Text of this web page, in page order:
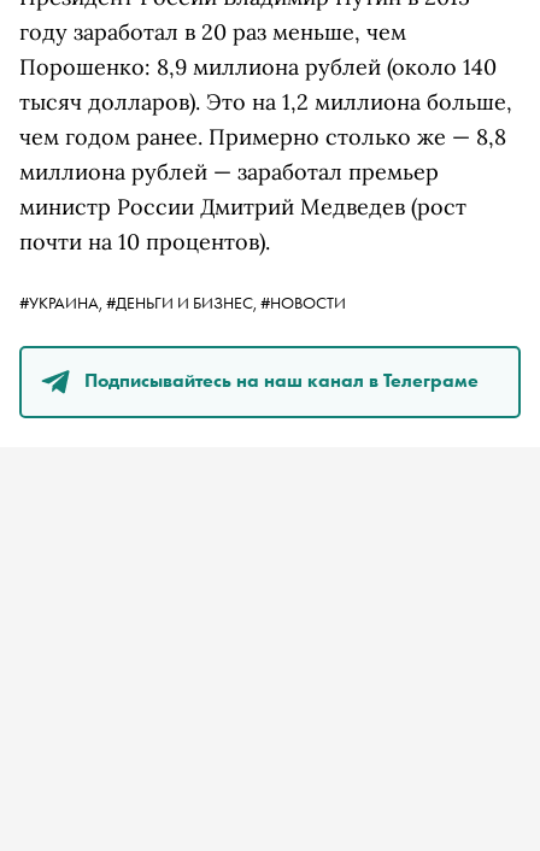
году заработал в 20 раз меньше, чем
Порошенко: 8,9 миллиона рублей (около 140
тысяч долларов). Это на 1,2 миллиона больше,
чем годом ранее. Примерно столько же — 8,8
миллиона рублей — заработал премьер
министр России Дмитрий Медведев (рост
почти на 10 процентов).
#УКРАИНА, #ДЕНЬГИ И БИЗНЕС, #НОВОСТИ
Подписывайтесь на наш канал в Телеграме